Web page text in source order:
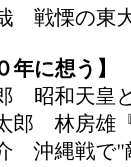
戦慄の東
年に想う】
昭和天皇
郎 林房雄
沖縄戦で"